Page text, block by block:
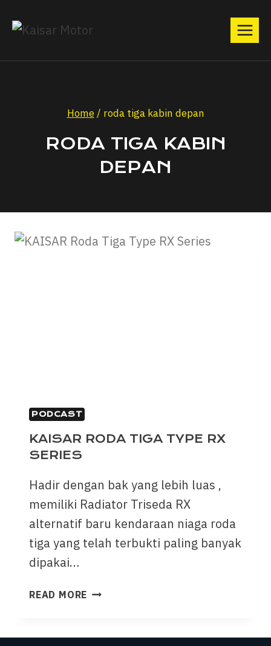
Home / roda tiga kabin depan
RODA TIGA KABIN
DEPAN
PODCAST
KAISAR RODA TIGA TYPE RX
SERIES
Hadir dengan bak yang lebih luas ,
memiliki Radiator Triseda RX
alternatif baru kendaraan niaga roda
tiga yang telah terbukti paling banyak
dipakai…
READ MORE